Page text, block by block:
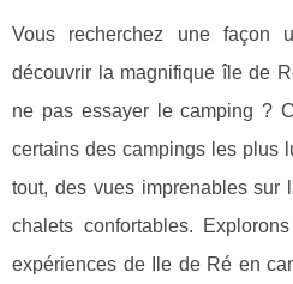
Vous recherchez une façon
découvrir la magnifique île de
ne pas essayer le camping ?
certains des campings les plus
tout, des vues imprenables sur
chalets confortables.
expériences de Ile de Ré en